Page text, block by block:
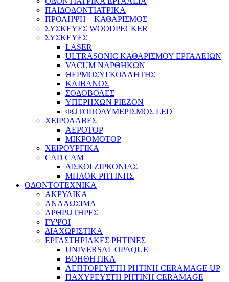
ΠΑΙΔΟΔΟΝΤΙΑΤΡΙΚΑ
ΠΡΟΛΗΨΗ – ΚΑΘΑΡΙΣΜΟΣ
ΣΥΣΚΕΥΕΣ WOODPECKER
ΣΥΣΚΕΥΕΣ
LASER
ULTRASONIC ΚΑΘΑΡΙΣΜΟΥ ΕΡΓΑΛΕΙΩΝ
VACUM ΝΑΡΘΗΚΩΝ
ΘΕΡΜΟΣΥΓΚΟΛΛΗΤΗΣ
ΚΛΙΒΑΝΟΣ
ΣΟΔΟΒΟΛΕΣ
ΥΠΕΡΗΧΩΝ PIEZON
ΦΩΤΟΠΟΛΥΜΕΡΙΣΜΟΣ LED
ΧΕΙΡΟΛΑΒΕΣ
ΑΕΡΟΤΟΡ
ΜΙΚΡΟΜΟΤΟΡ
ΧΕΙΡΟΥΡΓΙΚΑ
CAD CAM
ΔΙΣΚΟΙ ΖΙΡΚΟΝΙΑΣ
ΜΠΛΟΚ ΡΗΤΙΝΗΣ
ΟΔΟΝΤΟΤΕΧΝΙΚΑ
ΑΚΡΥΛΙΚΑ
ΑΝΑΛΩΣΙΜΑ
ΑΡΘΡΩΤΗΡΕΣ
ΓΥΨΟΙ
ΔΙΑΧΩΡΙΣΤΙΚΑ
ΕΡΓΑΣΤΗΡΙΑΚΕΣ ΡΗΤΙΝΕΣ
UNIVERSAL OPAQUE
ΒΟΗΘΗΤΙΚΑ
ΛΕΠΤΟΡΕΥΣΤΗ ΡΗΤΙΝΗ CERAMAGE UP
ΠΑΧΥΡΕΥΣΤΗ ΡΗΤΙΝΗ CERAMAGE